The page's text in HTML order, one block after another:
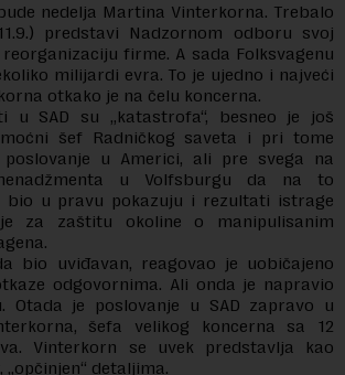
nedelja Martina Vinterkorna. Trebalo
predstavi Nadzornom odboru svoj
firme. A sada Folksvagenu
milijardi evra. To je ujedno i najveći
otkako je na čelu koncerna.
u SAD su „katastrofa“, besneo je još
moćni šef Radničkog saveta i pri tome
u Americi, ali pre svega na
u Volfsburgu da na to
bio u pravu pokazuju i rezultati istrage
za zaštitu okoline o manipulisanim
bio uviđavan, reagovao je uobičajeno
odgovornima. Ali onda je napravio
Otada je poslovanje u SAD zapravo u
šefa velikog koncerna sa 12
Vinterkorn se uvek predstavlja kao
detaljima.